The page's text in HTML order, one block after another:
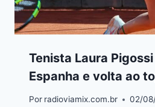
Tenista Laura
Espanha e volta ao
Por radioviamix.com.br 02/